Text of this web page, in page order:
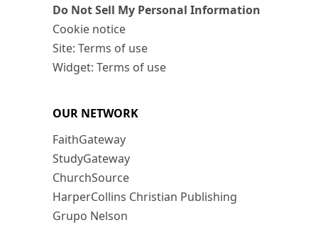
Do Not Sell My Personal Information
Cookie notice
Site: Terms of use
Widget: Terms of use
OUR NETWORK
FaithGateway
StudyGateway
ChurchSource
HarperCollins Christian Publishing
Grupo Nelson